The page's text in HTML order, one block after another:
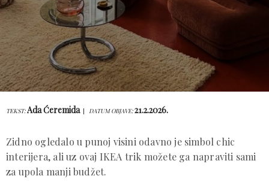
TEKST:Ada Ćeremida DATUM OBJAVE:21.2.2026.
Zidno ogledalo u punoj visini odavno je simbol chic
interijera, ali uz ovaj IKEA trik možete ga napraviti sami
za upola manji budžet.